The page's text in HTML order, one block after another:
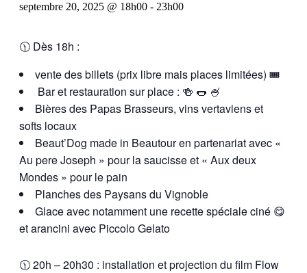
septembre 20, 2025 @ 18h00 - 23h00
🕦 Dès 18h :
vente des billets (prix libre mais places limitées) 🎟️
Bar et restauration sur place : 🍻 🌭 🍧
Bières des Papas Brasseurs, vins vertaviens et
softs locaux
Beaut’Dog made in Beautour en partenariat avec «
Au pere Joseph » pour la saucisse et « Aux deux
Mondes » pour le pain
Planches des Paysans du Vignoble
Glace avec notamment une recette spéciale ciné 😋
et arancini avec Piccolo Gelato
🕦 20h – 20h30 : installation et projection du film Flow